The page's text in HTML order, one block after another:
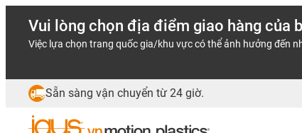
Vui lòng chọn địa điểm giao hàng của
Việc lựa chọn trang quốc gia/khu vực có thể ảnh hưởng đến
Sẵn sàng vận chuyển từ 24 giờ.